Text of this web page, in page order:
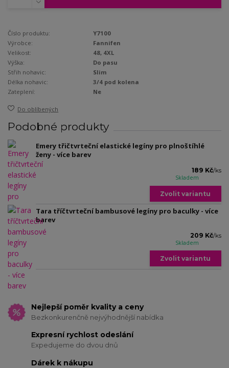
Číslo produktu:
Y7100
Výrobce:
Fannifen
Velikost:
48, 4XL
Výška:
Do pasu
Střih nohavic:
Slim
Délka nohavic:
3/4 pod kolena
Zateplení:
Ne
Do oblíbených
Podobné produkty
Emery třičtvrteční elastické legíny pro plnoštíhlé
ženy - více barev
189 Kč/ks
Skladem
Zvolit variantu
Tara tříčtvrteční bambusové legíny pro baculky - více
barev
209 Kč/ks
Skladem
Zvolit variantu
Nejlepší poměr kvality a ceny
Bezkonkurenčně nejvýhodnější nabídka
Expresní rychlost odeslání
Expedujeme do dvou dnů
Dárek k nákupu